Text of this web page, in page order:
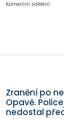
Komerční sdělení
Zranění po
Opavě.
nedostal